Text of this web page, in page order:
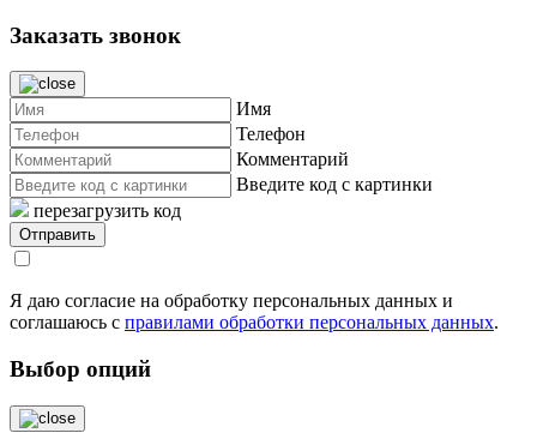
Заказать звонок
Имя
Телефон
Комментарий
Введите код с картинки
перезагрузить код
Я даю согласие на обработку персональных данных и
соглашаюсь с правилами обработки персональных данных.
Выбор опций